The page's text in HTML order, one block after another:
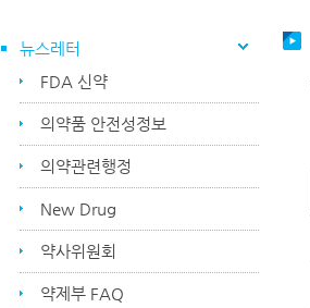
뉴스레터
FDA 신약
의약품 안전성정보
의약관련행정
New Drug
약사위원회
약제부 FAQ